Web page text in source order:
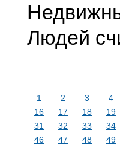
Людей
1 2 3 4
16
17 18 19
31
32 33 34
46
47 48 49